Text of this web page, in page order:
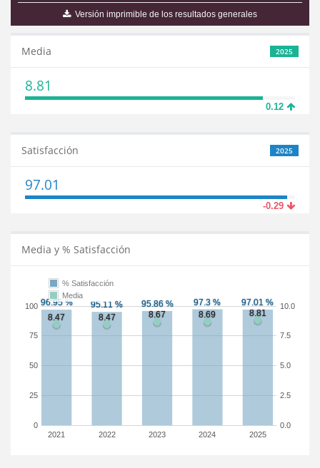
Versión imprimible de los resultados generales
2025
Media
8.81
0.12
2025
Satisfacción
97.01
-0.29
Media y % Satisfacción
2021 2022 2023 2024 2025
0
25
50
75
100
0.0
2.5
5.0
7.5
10.0
% Satisfacción
Media